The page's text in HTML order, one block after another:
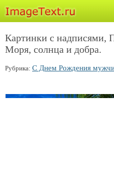
Картинки с надписями,
Моря, солнца и добра.
Рубрика: С Днем Рождения